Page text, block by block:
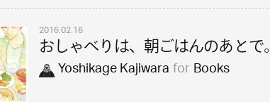
2016.02.16
おしゃべりは、朝ごはんのあとで。
Yoshikage KajiwaraforBooks